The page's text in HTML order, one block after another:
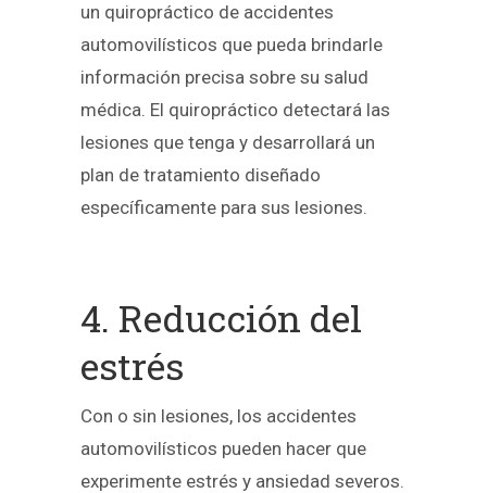
un quiropráctico de accidentes
automovilísticos que pueda brindarle
información precisa sobre su salud
médica. El quiropráctico detectará las
lesiones que tenga y desarrollará un
plan de tratamiento diseñado
específicamente para sus lesiones.
4. Reducción del
estrés
Con o sin lesiones, los accidentes
automovilísticos pueden hacer que
experimente estrés y ansiedad severos.